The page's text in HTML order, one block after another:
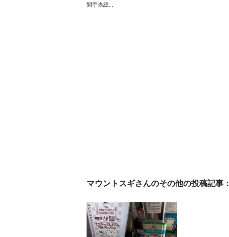
間手当総...
マウントスギさんのその他の投稿記事：